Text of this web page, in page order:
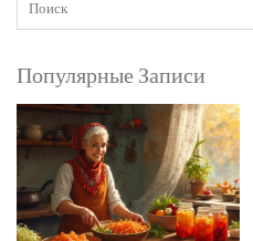
Популярные Записи